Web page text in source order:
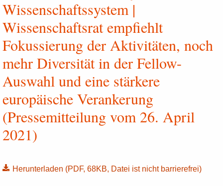
Wissenschafts­­system |
Wissenschaftsrat empfiehlt
Fokussierung der Aktivitäten, noch
mehr Diversität in der Fellow-
Auswahl und eine stärkere
europäische Verankerung
(Pressemitteilung vom 26. April
2021)
Herunterladen (PDF, 68KB, Datei ist nicht barrierefrei)